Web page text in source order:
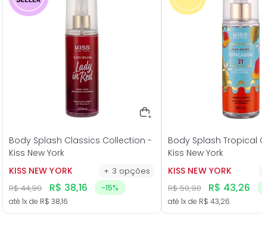
Body Splash Classics Collection -
Kiss New York
KISS NEW YORK
+ 3 opções
R$ 44,90 R$ 38,16 -15%
até 1x de R$ 38,16
Body Splash Tropical
Kiss New York
KISS NEW YORK
R$ 50,90 R$ 43,26
até1x de R$ 43,26